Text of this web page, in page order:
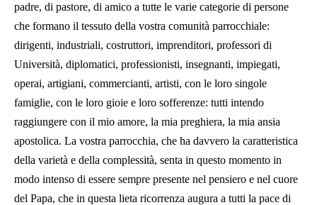
padre, di pastore, di amico a tutte le varie categorie di persone
che formano il tessuto della vostra comunità parrocchiale:
dirigenti, industriali, costruttori, imprenditori, professori di
Università, diplomatici, professionisti, insegnanti, impiegati,
operai, artigiani, commercianti, artisti, con le loro singole
famiglie, con le loro gioie e loro sofferenze: tutti intendo
raggiungere con il mio amore, la mia preghiera, la mia ansia
apostolica. La vostra parrocchia, che ha davvero la caratteristica
della varietà e della complessità, senta in questo momento in
modo intenso di essere sempre presente nel pensiero e nel cuore
del Papa, che in questa lieta ricorrenza augura a tutti la pace di